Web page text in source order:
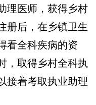
理医师，获得乡村
册后，在乡镇卫生
看全科疾病的资
，取得乡村全科执
接着考取执业助理